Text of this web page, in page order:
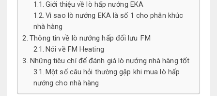
Giới thiệu về lò hấp nướng EKA
Vì sao lò nướng EKA là số 1 cho phân khúc
nhà hàng
Thông tin về lò nướng hấp đối lưu FM
Nói về FM Heating
Những tiêu chí để đánh giá lò nướng nhà hàng tốt
Một số câu hỏi thường gặp khi mua lò hấp
nướng cho nhà hàng